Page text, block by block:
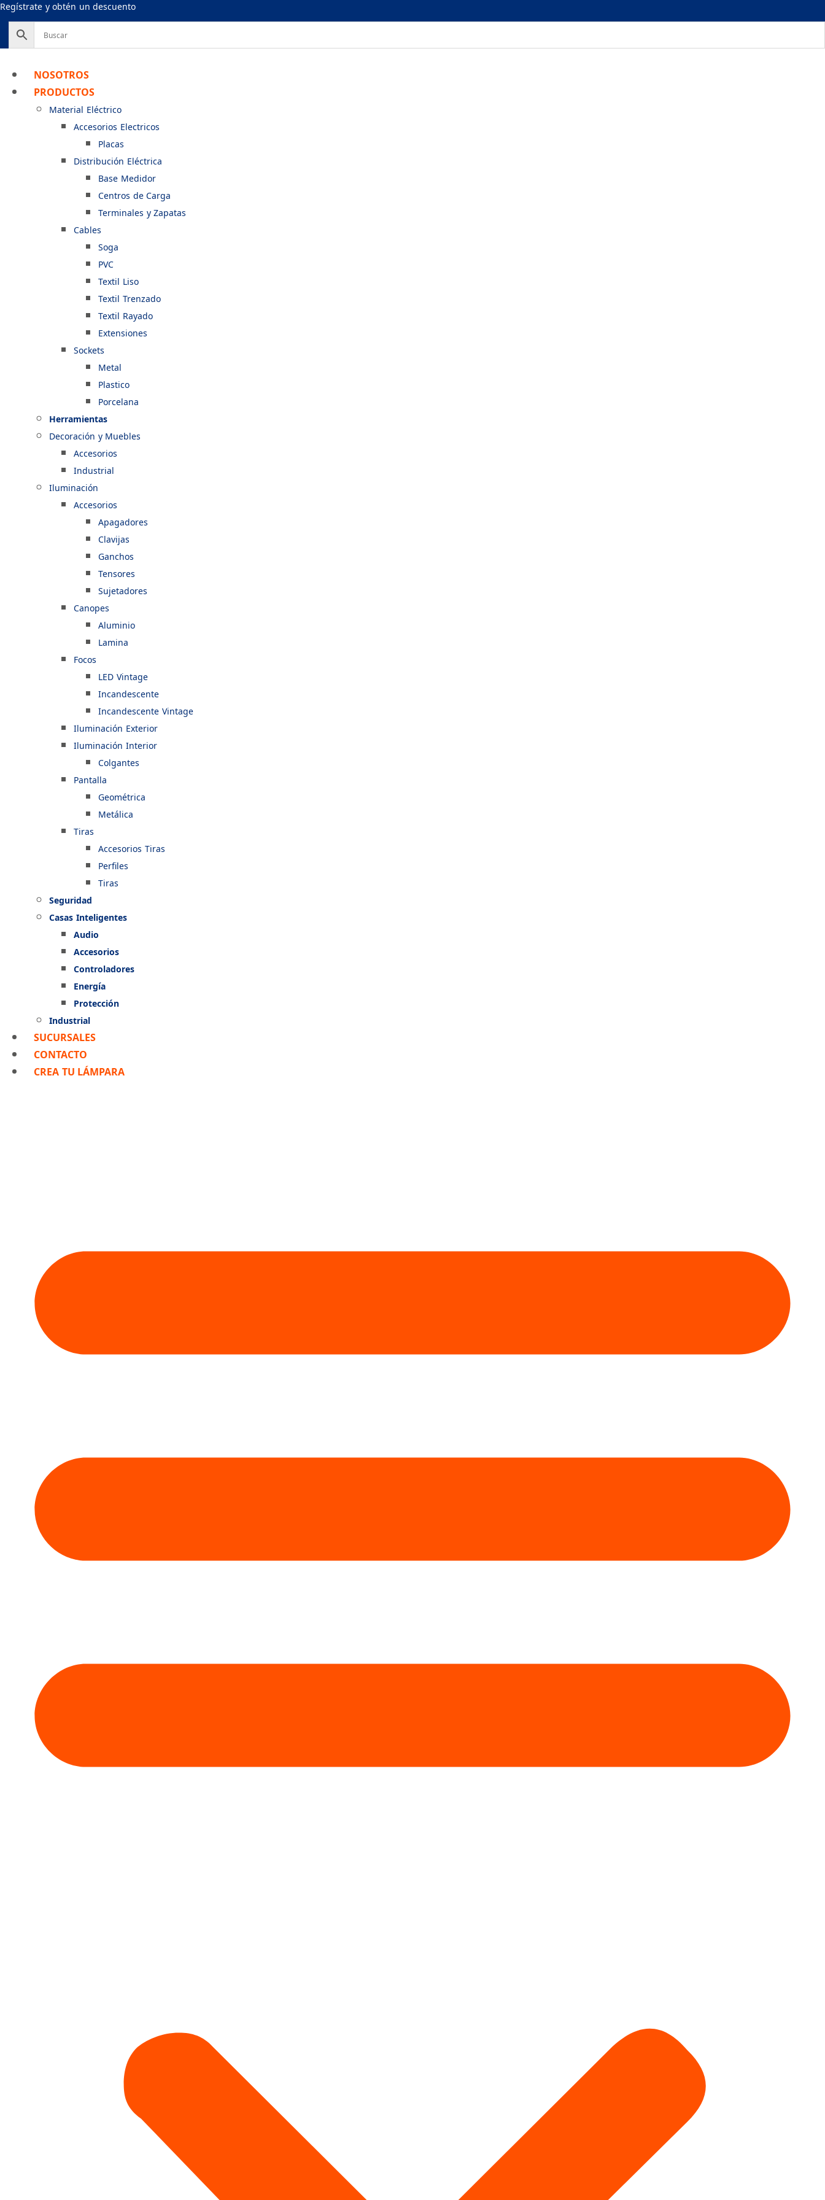
Ir
contenido
Regístrate y obtén un descuento
NOSOTROS
PRODUCTOS
Material Eléctrico
Accesorios Electricos
Placas
Distribución Eléctrica
Base Medidor
Centros de Carga
Terminales y Zapatas
Cables
Soga
PVC
Textil Liso
Textil Trenzado
Textil Rayado
Extensiones
Sockets
Metal
Plastico
Porcelana
Herramientas
Decoración y Muebles
Accesorios
Industrial
Iluminación
Accesorios
Apagadores
Clavijas
Ganchos
Tensores
Sujetadores
Canopes
Aluminio
Lamina
Focos
LED Vintage
Incandescente
Incandescente Vintage
Iluminación Exterior
Iluminación Interior
Colgantes
Pantalla
Geométrica
Metálica
Tiras
Accesorios Tiras
Perfiles
Tiras
Seguridad
Casas Inteligentes
Audio
Accesorios
Controladores
Energía
Protección
Industrial
SUCURSALES
CONTACTO
CREA TU LÁMPARA